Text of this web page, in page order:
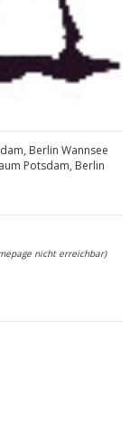
Berlin Wannsee
Potsdam, Berlin
nicht erreichbar)